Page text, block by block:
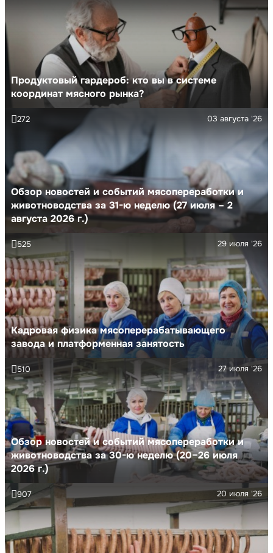
Продуктовый гардероб: кто вы в системе
координат мясного рынка?
Обзор новостей и событий мясопереработки и
животноводства за 31-ю неделю (27 июля – 2
августа 2026 г.)
03 августа '26
272
Кадровая физика мясоперерабатывающего
завода и платформенная занятость
29 июля '26
525
Обзор новостей и событий мясопереработки и
животноводства за 30-ю неделю (20–26 июля
2026 г.)
27 июля '26
510
20 июля '26
907